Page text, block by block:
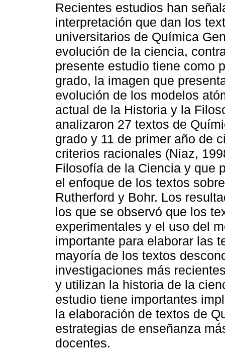
Recientes estudios han
interpretación que dan los
universitarios de Química
evolución de la ciencia,
presente estudio tiene como
grado, la imagen que
evolución de los modelos
actual de la Historia y la
analizaron 27 textos de
grado y 11 de primer año de
criterios racionales (Niaz,
Filosofía de la Ciencia y que
el enfoque de los textos
Rutherford y Bohr. Los
los que se observó que los
experimentales y el uso del
importante para elaborar las
mayoría de los textos
investigaciones más
y utilizan la historia de la
estudio tiene importantes
la elaboración de textos de
estrategias de enseñanza
docentes.